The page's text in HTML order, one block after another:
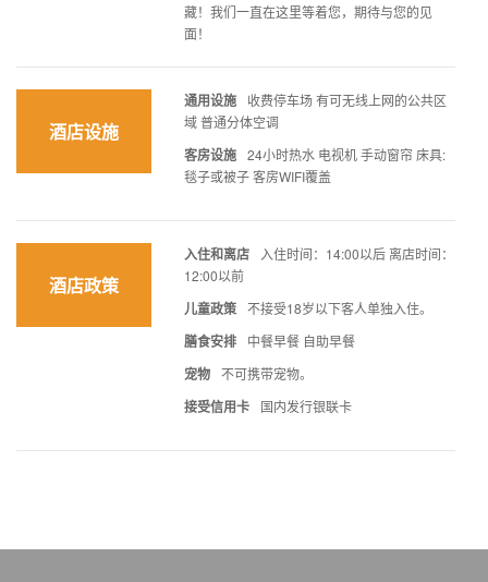
藏！我们一直在这里等着您，期待与您的见
面！
酒店设施
通用设施
收费停车场 有可无线上网的公共区
域 普通分体空调
客房设施 24小时热水 电视机 手动窗帘 床具:
毯子或被子 客房WIFI覆盖
酒店政策
入住和离店
入住时间：14:00以后 离店时间：
12:00以前
儿童政策 不接受18岁以下客人单独入住。
膳食安排 中餐早餐 自助早餐
宠物 不可携带宠物。
接受信用卡 国内发行银联卡